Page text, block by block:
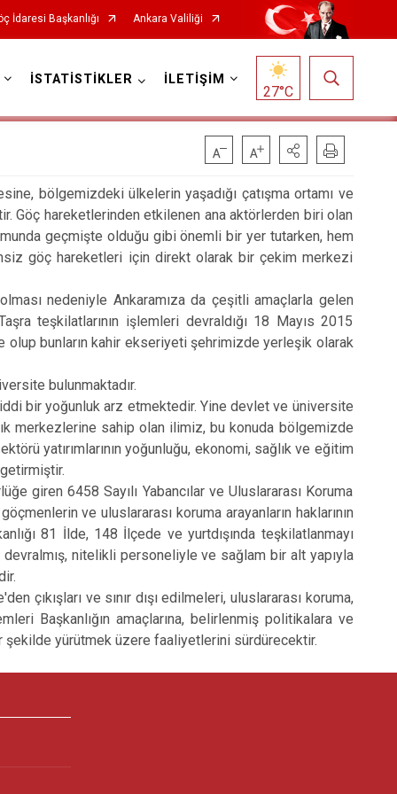
İdaresi Başkanlığı Ankara Valiliği
İSTATİSTİKLER İLETİŞİM
27°C
bölgemizdeki ülkelerin yaşadığı çatışma ortamı ve
Göç hareketlerinden etkilenen ana aktörlerden biri olan
geçmişte olduğu gibi önemli bir yer tutarken, hem
göç hareketleri için direkt olarak bir çekim merkezi
nedeniyle Ankaramıza da çeşitli amaçlarla gelen
teşkilatlarının işlemleri devraldığı 18 Mayıs 2015
olup bunların kahir ekseriyeti şehrimizde yerleşik olarak
bulunmaktadır.
bir yoğunluk arz etmektedir. Yine devlet ve üniversite
merkezlerine sahip olan ilimiz, bu konuda bölgemizde
yatırımlarının yoğunluğu, ekonomi, sağlık ve eğitim
6458 Sayılı Yabancılar ve Uluslararası Koruma
ve uluslararası koruma arayanların haklarının
81 İlde, 148 İlçede ve yurtdışında teşkilatlanmayı
nitelikli personeliyle ve sağlam bir alt yapıyla
çıkışları ve sınır dışı edilmeleri, uluslararası koruma,
Başkanlığın amaçlarına, belirlenmiş politikalara ve
şekilde yürütmek üzere faaliyetlerini sürdürecektir.